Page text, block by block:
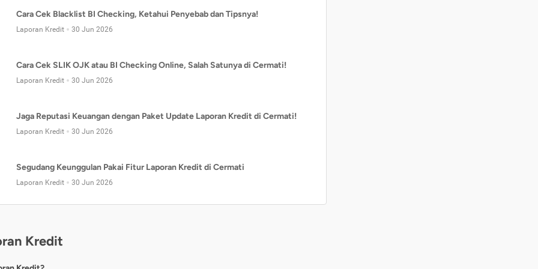
Cara Cek Blacklist BI Checking, Ketahui Penyebab dan Tipsnya!
Laporan Kredit 30 Jun 2026
Cara Cek SLIK OJK atau BI Checking Online, Salah Satunya di Cermati!
Laporan Kredit 30 Jun 2026
Jaga Reputasi Keuangan dengan Paket Update Laporan Kredit di Cermati!
Laporan Kredit 30 Jun 2026
Segudang Keunggulan Pakai Fitur Laporan Kredit di Cermati
Laporan Kredit 30 Jun 2026
Kredit